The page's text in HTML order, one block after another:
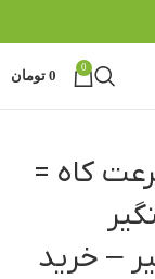
0
0 تومان
کاه =
– خرید